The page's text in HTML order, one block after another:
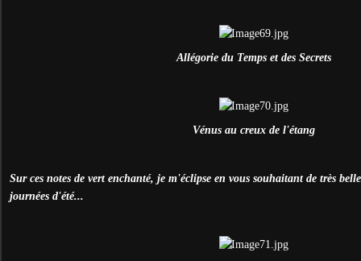
Allégorie du Temps et des Secrets
Vénus au creux de l'étang
Sur ces notes de vert enchanté, je m'éclipse en vous souhaitant de très
journées d'été...